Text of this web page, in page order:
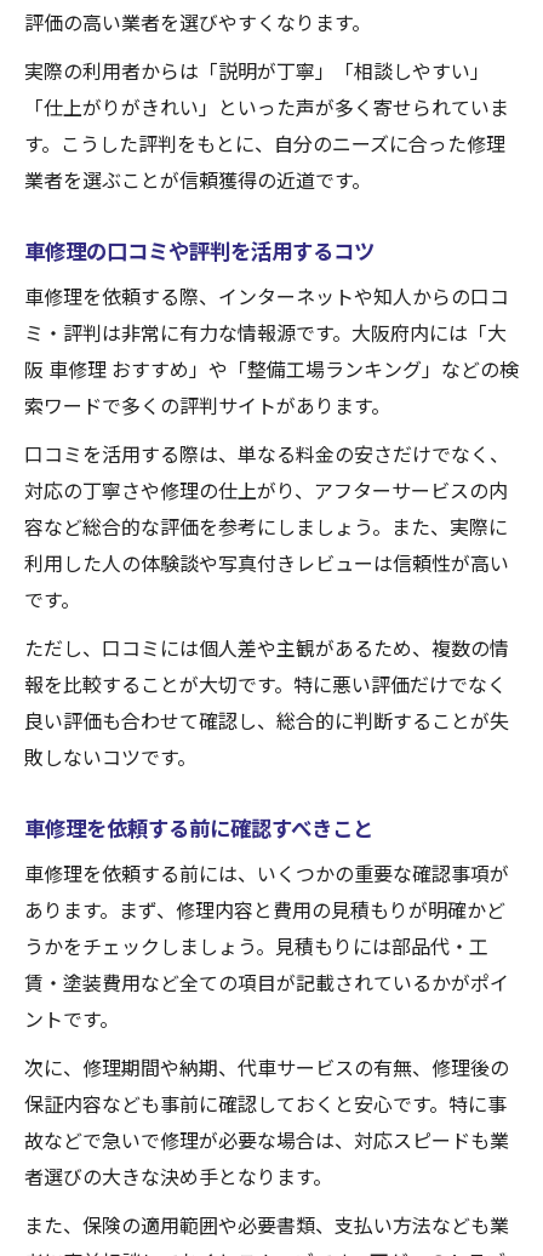
評価の高い業者を選びやすくなります。
実際の利用者からは「説明が丁寧」「相談しやすい」
「仕上がりがきれい」といった声が多く寄せられていま
す。こうした評判をもとに、自分のニーズに合った修理
業者を選ぶことが信頼獲得の近道です。
車修理の口コミや評判を活用するコツ
車修理を依頼する際、インターネットや知人からの口コ
ミ・評判は非常に有力な情報源です。大阪府内には「大
阪 車修理 おすすめ」や「整備工場ランキング」などの検
索ワードで多くの評判サイトがあります。
口コミを活用する際は、単なる料金の安さだけでなく、
対応の丁寧さや修理の仕上がり、アフターサービスの内
容など総合的な評価を参考にしましょう。また、実際に
利用した人の体験談や写真付きレビューは信頼性が高い
です。
ただし、口コミには個人差や主観があるため、複数の情
報を比較することが大切です。特に悪い評価だけでなく
良い評価も合わせて確認し、総合的に判断することが失
敗しないコツです。
車修理を依頼する前に確認すべきこと
車修理を依頼する前には、いくつかの重要な確認事項が
あります。まず、修理内容と費用の見積もりが明確かど
うかをチェックしましょう。見積もりには部品代・工
賃・塗装費用など全ての項目が記載されているかがポイ
ントです。
次に、修理期間や納期、代車サービスの有無、修理後の
保証内容なども事前に確認しておくと安心です。特に事
故などで急いで修理が必要な場合は、対応スピードも業
者選びの大きな決め手となります。
また、保険の適用範囲や必要書類、支払い方法なども業